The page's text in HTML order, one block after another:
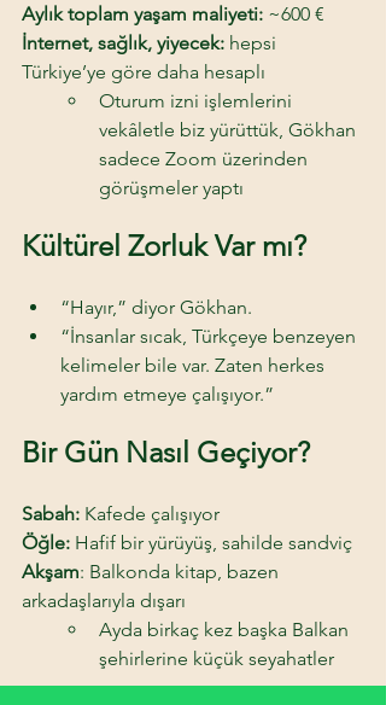
Aylık toplam yaşam maliyeti: ~600 €
İnternet, sağlık, yiyecek: hepsi
Türkiye’ye göre daha hesaplı
Oturum izni işlemlerini
vekâletle biz yürüttük, Gökhan
sadece Zoom üzerinden
görüşmeler yaptı
Kültürel Zorluk Var mı?
“Hayır,” diyor Gökhan.
“İnsanlar sıcak, Türkçeye benzeyen
kelimeler bile var. Zaten herkes
yardım etmeye çalışıyor.”
Bir Gün Nasıl Geçiyor?
Sabah: Kafede çalışıyor
Öğle: Hafif bir yürüyüş, sahilde sandviç
Akşam: Balkonda kitap, bazen
arkadaşlarıyla dışarı
Ayda birkaç kez başka Balkan
şehirlerine küçük seyahatler